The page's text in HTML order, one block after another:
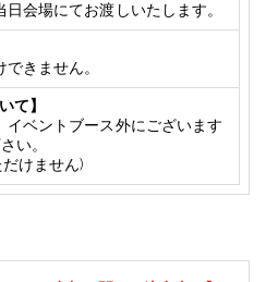
会場にてお渡しいたします。
きません。
て】
イベントブース外にございます
い。
けません)